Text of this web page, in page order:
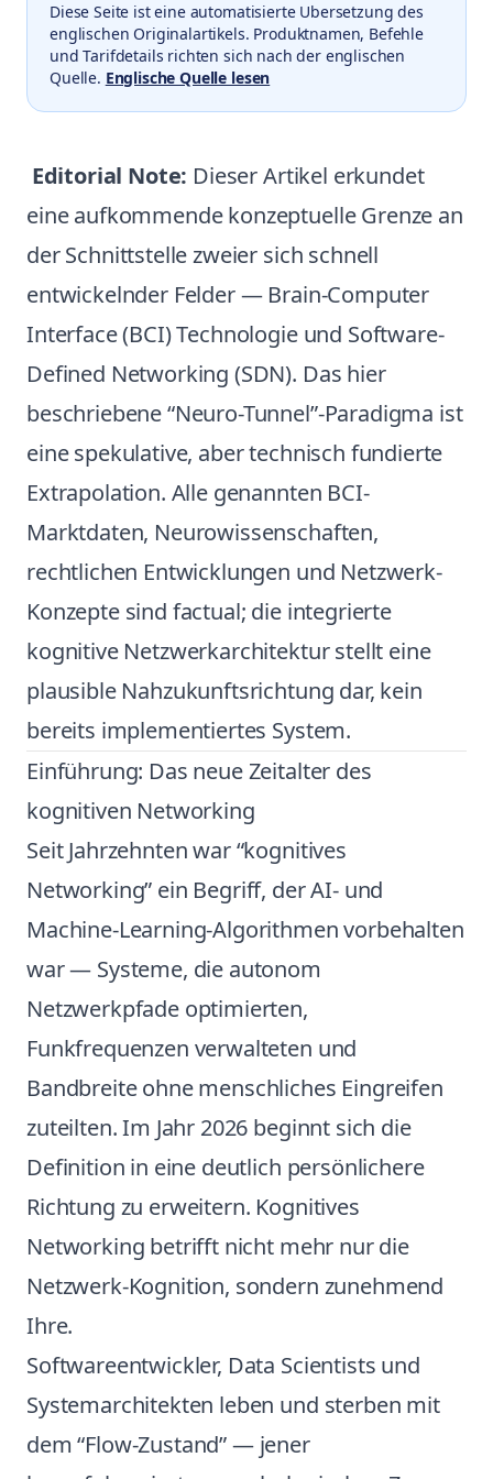
Diese Seite ist eine automatisierte Ubersetzung des
englischen Originalartikels. Produktnamen, Befehle
und Tarifdetails richten sich nach der englischen
Quelle. Englische Quelle lesen
Editorial Note: Dieser Artikel erkundet
eine aufkommende konzeptuelle Grenze an
der Schnittstelle zweier sich schnell
entwickelnder Felder — Brain-Computer
Interface (BCI) Technologie und Software-
Defined Networking (SDN). Das hier
beschriebene “Neuro-Tunnel”-Paradigma ist
eine spekulative, aber technisch fundierte
Extrapolation. Alle genannten BCI-
Marktdaten, Neurowissenschaften,
rechtlichen Entwicklungen und Netzwerk-
Konzepte sind factual; die integrierte
kognitive Netzwerkarchitektur stellt eine
plausible Nahzukunftsrichtung dar, kein
bereits implementiertes System.
Einführung: Das neue Zeitalter des
kognitiven Networking
Seit Jahrzehnten war “kognitives
Networking” ein Begriff, der AI- und
Machine-Learning-Algorithmen vorbehalten
war — Systeme, die autonom
Netzwerkpfade optimierten,
Funkfrequenzen verwalteten und
Bandbreite ohne menschliches Eingreifen
zuteilten. Im Jahr 2026 beginnt sich die
Definition in eine deutlich persönlichere
Richtung zu erweitern. Kognitives
Networking betrifft nicht mehr nur die
Netzwerk-Kognition, sondern zunehmend
Ihre.
Softwareentwickler, Data Scientists und
Systemarchitekten leben und sterben mit
dem “Flow-Zustand” — jener